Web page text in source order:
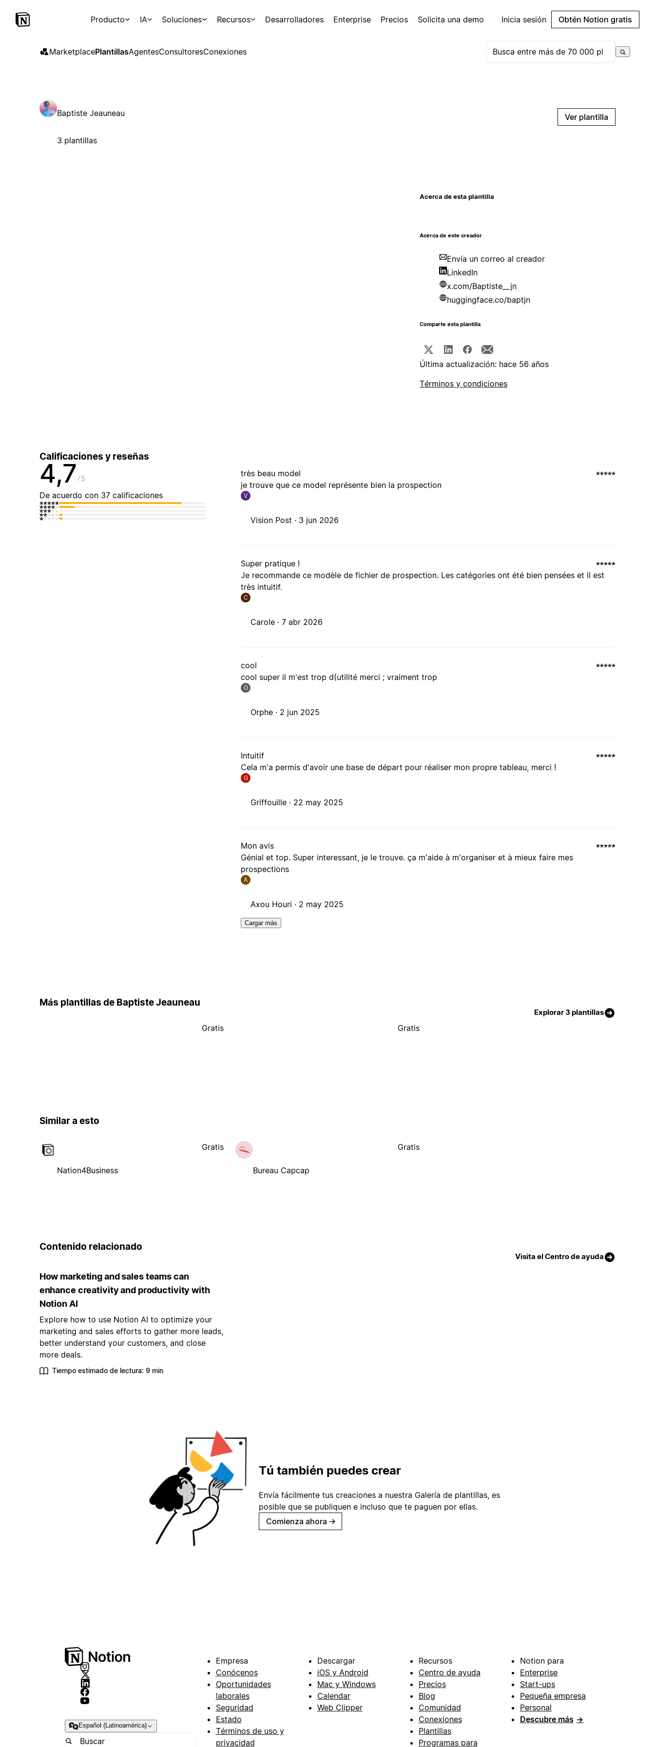
Producto IA Soluciones Recursos Desarrolladores Enterprise Precios Solicita una demo Inicia sesión Obtén Notion gratis
MarketplacePlantillasAgentesConsultoresConexiones
Baptiste Jeauneau
3 plantillas
Ver plantilla
Acerca de esta plantilla
Acerca de este creador
Envía un correo al creador
LinkedIn
x.com/Baptiste__jn
huggingface.co/baptjn
Comparte esta plantilla
Última actualización: hace 56 años
Términos y condiciones
Calificaciones y reseñas
4,7 5
De acuerdo con 37 calificaciones
très beau model
je trouve que ce model représente bien la prospection
V
Vision Post · 3 jun 2026
Super pratique !
Je recommande ce modèle de fichier de prospection. Les catégories ont été bien pensées et il est
très intuitif.
C
Carole ·7 abr 2026
cool
cool super il m'est trop d(utilité merci ; vraiment trop
O
Orphe · 2 jun 2025
Intuitif
Cela m'a permis d'avoir une base de départ pour réaliser mon propre tableau, merci !
G
Griffouille · 22 may 2025
Mon avis
Génial et top. Super interessant, je le trouve. ça m'aide à m'organiser et à mieux faire mes
prospections
A
Axou Houri · 2 may 2025
Cargar más
Más plantillas de Baptiste Jeauneau
Explorar 3 plantillas
Gratis Gratis
Similar a esto
Nation4Business
Gratis
Bureau Capcap
Gratis
Contenido relacionado
Visita el Centro de ayuda
How marketing and sales teams can
enhance creativity and productivity with
Notion AI
Explore how to use Notion AI to optimize your
marketing and sales efforts to gather more leads,
better understand your customers, and close
more deals.
Tiempo estimado de lectura: 9 min
Tú también puedes crear
Envía fácilmente tus creaciones a nuestra Galería de plantillas, es
posible que se publiquen e incluso que te paguen por ellas.
Comienza ahora →
Español (Latinoamérica)
Empresa
Conócenos
Oportunidades
laborales
Seguridad
Estado
Términos de uso y
privacidad
Descargar
iOS y Android
Mac y Windows
Calendar
Web Clipper
Recursos
Centro de ayuda
Precios
Blog
Comunidad
Conexiones
Plantillas
Programas para
Notion para
Enterprise
Start-ups
Pequeña empresa
Personal
Descubre más →